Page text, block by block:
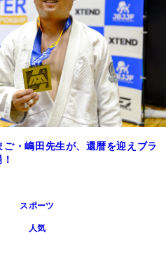
・嶋田先生が、還暦を迎えブラ
スポーツ
人気